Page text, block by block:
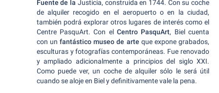
Fuente de la Justicia, construida en 1744. Con su coche
de alquiler recogido en el aeropuerto o en la ciudad,
también podrá explorar otros lugares de interés como el
Centre PasquArt. Con elCentro PasquArt, Biel cuenta
con unfantástico museo de arte que expone grabados,
esculturas y fotografías contemporáneas. Fue renovado
y ampliado adicionalmente a principios del siglo XXI.
Como puede ver, un coche de alquiler sólo le será útil
cuando se aloje en Biel y definitivamente vale la pena.